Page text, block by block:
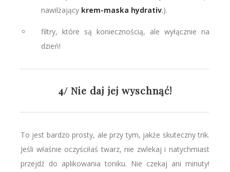
nawilżający krem-maska hydrativ.).
filtry, które są koniecznością, ale wyłącznie na
dzień!
4/ Nie daj jej wyschnąć!
To jest bardzo prosty, ale przy tym, jakże skuteczny trik.
Jeśli właśnie oczyściłaś twarz, nie zwlekaj i natychmiast
przejdź do aplikowania toniku. Nie czekaj ani minuty!